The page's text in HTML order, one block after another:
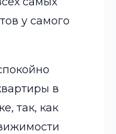
у самого
в
так, как